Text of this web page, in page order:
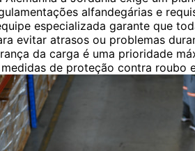
alfandegárias e
especializada garante que
evitar atrasos ou problemas
da carga é uma prioridade
de proteção contra roubo